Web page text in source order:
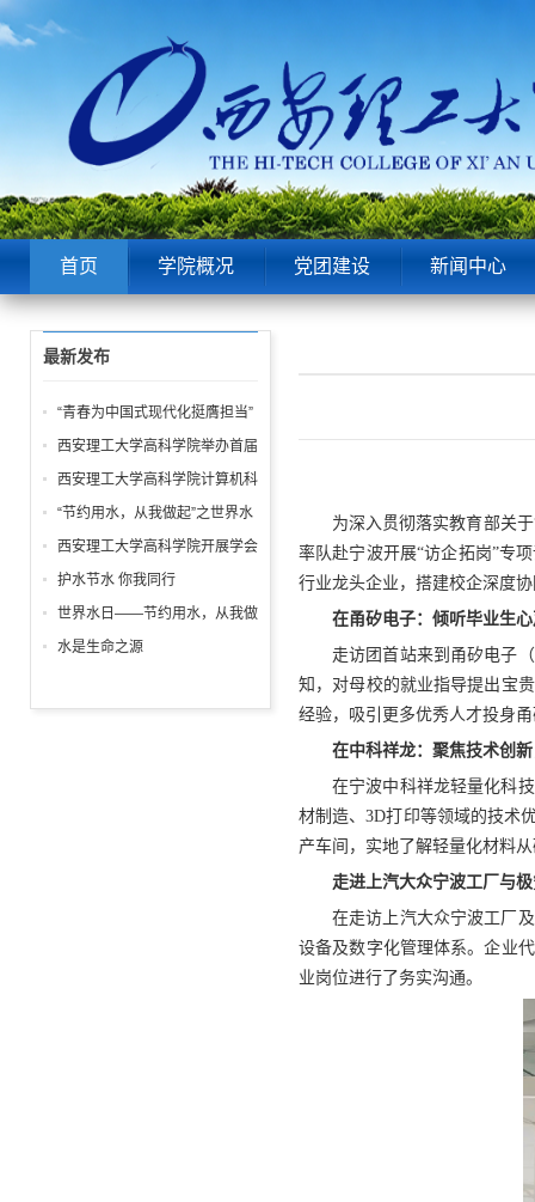
首页 学院概况 党团建设 新闻中心
为深入贯彻落实教育部关
率队赴宁波开展“访企拓岗”专
行业龙头企业，搭建校企深度
在甬矽电子：倾听毕业生
走访团首站来到 甬矽电子
知，对母校的就业指导提出宝
经验，吸引更多优秀人才投身
在中科祥龙：聚焦技术创
在宁波中科祥龙轻量化科
材制造、3D打印等领域的技术
产车间，实地了解轻量化材料
走进上汽大众宁波工厂 与
在走访上汽大众宁波工厂
设备及数字化管理体系。企业
业岗位进行了务实沟通。
最新发布
“青春为中国式现代化挺膺担当”
——院团委举办五四表彰大会暨
青春故事分享会！
西安理工大学高科学院举办首届
“阳光体育节 运动嘉年华” 活动
西安理工大学高科学院计算机科
学学生第一党支部 “学雷锋” 系
列主题活动精彩纷呈
“节约用水，从我做起”之世界水
日
西安理工大学高科学院开展学会
感恩与爱同行征文表彰大会
护水节水 你我同行
世界水日——节约用水，从我做
起!
水是生命之源